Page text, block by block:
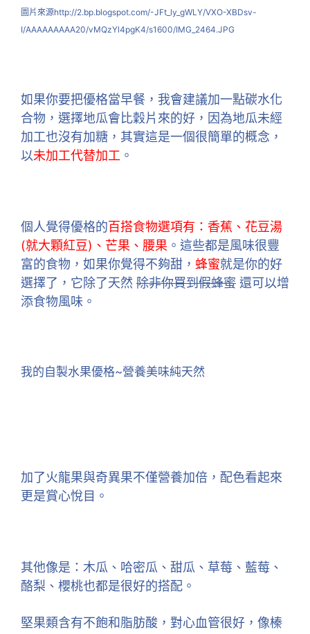
圖片來源http://2.bp.blogspot.com/-JFt_ly_gWLY/VXO-XBDsv-
I/AAAAAAAAA20/vMQzYl4pgK4/s1600/IMG_2464.JPG
如果你要把優格當早餐，我會建議加一點碳水化
合物，選擇地瓜會比穀片來的好，因為地瓜未經
加工也沒有加糖，其實這是一個很簡單的概念，
以未加工代替加工 。
個人覺得優格的百搭食物選項有：香蕉、花豆湯
(就大顆紅豆)、芒果、腰果 。這些都是風味很豐
富的食物，如果你覺得不夠甜， 蜂蜜就是你的好
選擇了，它除了天然 除非你買到假蜂蜜 還可以增
添食物風味。
我的自製水果優格~營養美味純天然
加了火龍果與奇異果不僅營養加倍，配色看起來
更是賞心悅目。
其他像是：木瓜、哈密瓜、甜瓜、草莓、藍莓、
酪梨、櫻桃也都是很好的搭配。
堅果類含有不飽和脂肪酸，對心血管很好，像榛